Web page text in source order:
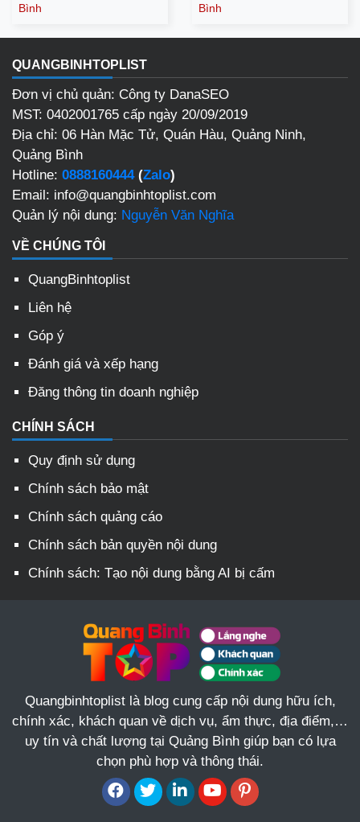
Bình
Bình
QUANGBINHTOPLIST
Đơn vị chủ quản: Công ty DanaSEO
MST: 0402001765 cấp ngày 20/09/2019
Địa chỉ: 06 Hàn Mặc Tử, Quán Hàu, Quảng Ninh,
Quảng Bình
Hotline: 0888160444(Zalo)
Email: info@quangbinhtoplist.com
Quản lý nội dung: Nguyễn Văn Nghĩa
VỀ CHÚNG TÔI
QuangBinhtoplist
Liên hệ
Góp ý
Đánh giá và xếp hạng
Đăng thông tin doanh nghiệp
CHÍNH SÁCH
Quy định sử dụng
Chính sách bảo mật
Chính sách quảng cáo
Chính sách bản quyền nội dung
Chính sách: Tạo nội dung bằng AI bị cấm
Quangbinhtoplist là blog cung cấp nội dung hữu ích,
chính xác, khách quan về dịch vụ, ẩm thực, địa điểm,…
uy tín và chất lượng tại Quảng Bình giúp bạn có lựa
chọn phù hợp và thông thái.